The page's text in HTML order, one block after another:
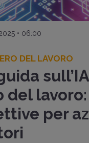
• 06:00
DEL LAVORO
del lavoro:
per